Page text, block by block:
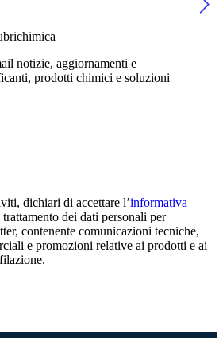
notizie, aggiornamenti e
prodotti chimici e soluzioni
dichiari di accettare l’informativa
trattamento dei dati personali per
contenente comunicazioni tecniche,
e promozioni relative ai prodotti e ai